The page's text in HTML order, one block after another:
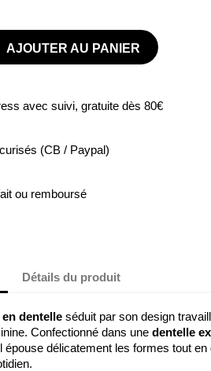
AJOUTER AU PANIER
avec suivi, gratuite dès 80€
(CB / Paypal)
ou remboursé
Détails du produit
dentelle séduit par son design
Confectionné dans une dentelle
épouse délicatement les formes tout